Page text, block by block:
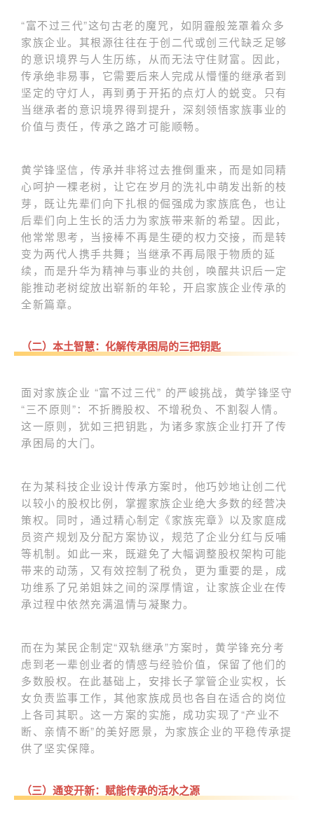
“富不过三代”这句古老的魔咒，如阴霾般笼罩着众多
家族企业。其根源往往在于创二代或创三代缺乏足够
的意识境界与人生历练，从而无法守住财富。因此，
传承绝非易事，它需要后来人完成从懵懂的继承者到
坚定的守灯人，再到勇于开拓的点灯人的蜕变。只有
当继承者的意识境界得到提升，深刻领悟家族事业的
价值与责任，传承之路才可能顺畅。
黄学锋坚信，传承并非将过去推倒重来，而是如同精
心呵护一棵老树，让它在岁月的洗礼中萌发出新的枝
芽，既让先辈们向下扎根的倔强成为家族底色，也让
后辈们向上生长的活力为家族带来新的希望。因此，
他常常思考，当接棒不再是生硬的权力交接，而是转
变为两代人携手共舞；当继承不再局限于物质的延
续，而是升华为精神与事业的共创，唤醒共识后一定
能推动老树绽放出崭新的年轮，开启家族企业传承的
全新篇章。
（二）本土智慧：化解传承困局的三把钥匙
面对家族企业 “富不过三代” 的严峻挑战，黄学锋坚守
“三不原则”：不折腾股权、不增税负、不割裂人情。
这一原则，犹如三把钥匙，为诸多家族企业打开了传
承困局的大门。
在为某科技企业设计传承方案时，他巧妙地让创二代
以较小的股权比例，掌握家族企业绝大多数的经营决
策权。同时，通过精心制定《家族宪章》以及家庭成
员资产规划及分配方案协议，规范了企业分红与反哺
等机制。如此一来，既避免了大幅调整股权架构可能
带来的动荡，又有效控制了税负，更为重要的是，成
功维系了兄弟姐妹之间的深厚情谊，让家族企业在传
承过程中依然充满温情与凝聚力。
而在为某民企制定“双轨继承”方案时，黄学锋充分考
虑到老一辈创业者的情感与经验价值，保留了他们的
多数股权。在此基础上，安排长子掌管企业实权，长
女负责监事工作，其他家族成员也各自在适合的岗位
上各司其职。这一方案的实施，成功实现了“产业不
断、亲情不断”的美好愿景，为家族企业的平稳传承提
供了坚实保障。
（三）通变开新：赋能传承的活水之源